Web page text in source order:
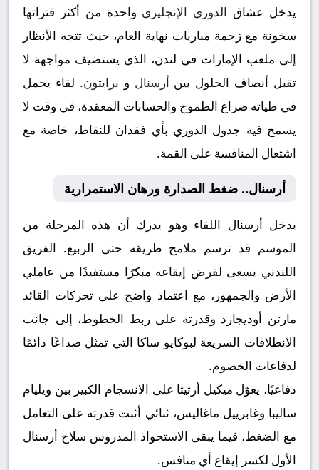
يدخل عشاق الدوري الإنجليزي واحدة من أكثر فتراتها
سخونة مع زحمة مباريات نهاية العام، حيث تتجه الأنظار
إلى ملعب الإمارات في لندن، الذي يستضيف مواجهة لا
تقبل أنصاف الحلول بين أرسنال و برايتون. لقاء يحمل
في طياته صراع الطموح والحسابات المعقدة، في وقت لا
يسمح فيه جدول الدوري بأي فقدان للنقاط، خاصة مع
اشتعال المنافسة على القمة.
أرسنال.. ضغط الصدارة ورهان الاستمرارية
يدخل أرسنال اللقاء وهو يدرك أن هذه المرحلة من
الموسم قد ترسم ملامح طريقه حتى الربيع. الفريق
اللندني يسعى لفرض إيقاعه مبكرًا مستفيدًا من عاملي
الأرض والجمهور، مع اعتماد واضح على تحركات القائد
مارتن أوديجارد وقدرته على ربط الخطوط، إلى جانب
الانطلاقات السريعة لبوكايو ساكا التي تمثل صداعًا دائمًا
لدفاعات الخصوم.
دفاعيًا، يعوّل ميكيل أرتيتا على الانسجام الكبير بين ويليام
ساليبا وغابرييل ماغاليس، ثنائي أثبت قدرته على التعامل
مع الضغط، فيما يبقى الاستحواذ المدروس سلاح أرسنال
الأول لكسر إيقاع أي منافس.